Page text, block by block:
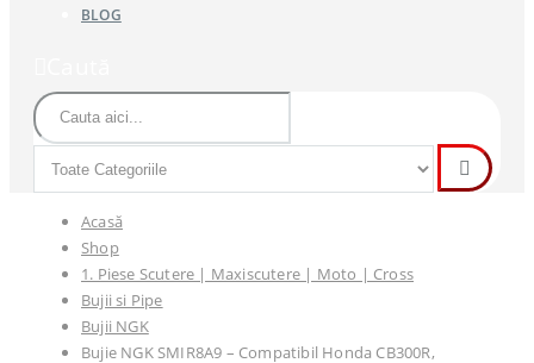
BLOG
Acasă
Shop
1. Piese Scutere | Maxiscutere | Moto | Cross
Bujii si Pipe
Bujii NGK
Bujie NGK SMIR8A9 – Compatibil Honda CB300R,